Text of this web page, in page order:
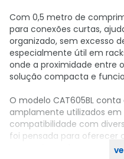
Com 0,5 metro de
para conexões curtas,
organizado, sem excesso
especialmente útil em
onde a proximidade entre
solução compacta e
O modelo CAT605BL
amplamente utilizados
compatibilidade com
foi pensada para oferecer
proporcionando uma